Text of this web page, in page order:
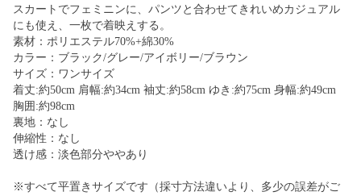
スカートでフェミニンに、パンツと合わせてきれいめカジュアル
にも使え、一枚で着映えする。
素材：ポリエステル70%+綿30%
カラー：ブラック/グレー/アイボリー/ブラウン
サイズ：ワンサイズ
着丈:約50cm 肩幅:約34cm 袖丈:約58cm ゆき:約75cm 身幅:約49cm
胸囲:約98cm
裏地：なし
伸縮性：なし
透け感：淡色部分ややあり
※すべて平置きサイズです（採寸方法違いより、多少の誤差がご